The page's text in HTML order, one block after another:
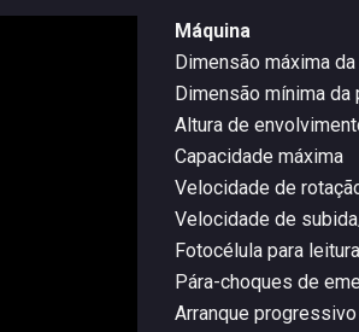
Máquina
Dimensão máxima
Dimensão mínima da
Altura de
Capacidade máxima
Velocidade de
Velocidade de
Fotocélula para
Pára-choques de
Arranque progressivo